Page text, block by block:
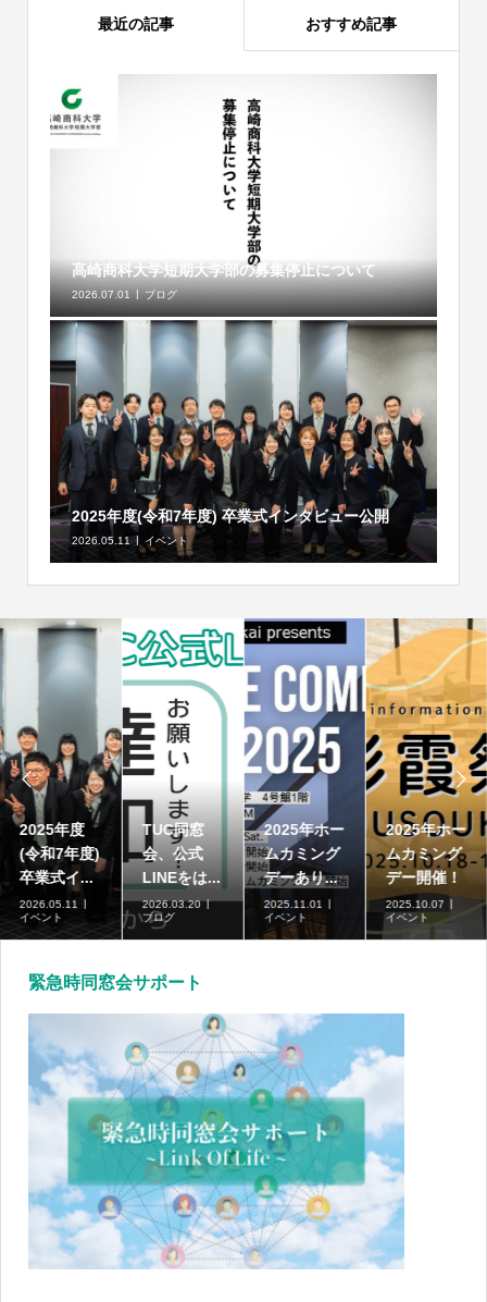
最近の記事 おすすめ記事
高崎商科大学短期大学部の募集停止について
2026.07.01 ブログ
2025年度(令和7年度) 卒業式インタビュー公開
2026.05.11 イベント

2025年度
(令和7年度)
卒業式イ...
2026.05.11
イベント
TUC同窓
会、公式
LINEをは...
2026.03.20
ブログ
2025年ホー
ムカミング
デーあり...
2025.11.01
イベント
2025年ホー
ムカミング
デー開催！
2025.10.07
イベント

緊急時同窓会サポート